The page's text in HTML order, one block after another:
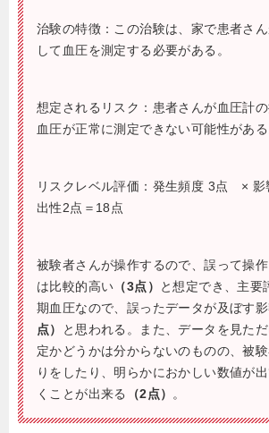
治験の特徴：この治験は、家で患者さ
して血圧を測定する必要がある。
想定されるリスク：患者さんが血圧計
血圧が正常に測定できない可能性がある
リスクレベル評価：発生頻度 3点 × 影
出性2点＝ 18点
被験者さんが操作するので、誤って操
は比較的高い （3点）
と想定でき、主要
期血圧なので、誤ったデータが及ぼす
点）
と思われる。また、データを見た
定かどうかは分からないのものの、被
りをしたり、明らかにおかしい数値が
くことが出来る
（2点） 。